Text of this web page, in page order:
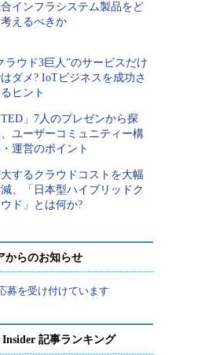
インフラシステム製品をど
考えるべきか
ラウド3巨人”のサービスだけ
ダメ? IoTビジネスを成功さ
ヒント
TED」7人のプレゼンから探
ユーザーコミュニティー構
運営のポイント
するクラウドコストを大幅
、「日本型ハイブリッドク
ド」とは何か?
からのお知らせ
募を受け付けています
Insider 記事ランキング